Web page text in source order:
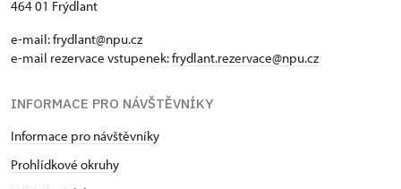
464 01 Frýdlant
e-mail:frydlant@npu.cz
e-mail rezervace vstupenek:frydlant.rezervace@npu.cz
INFORMACE PRO NÁVŠTĚVNÍKY
Informace pro návštěvníky
Prohlídkové okruhy